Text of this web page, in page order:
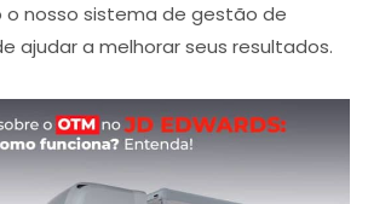
o nosso sistema de gestão de
ajudar a melhorar seus resultados.